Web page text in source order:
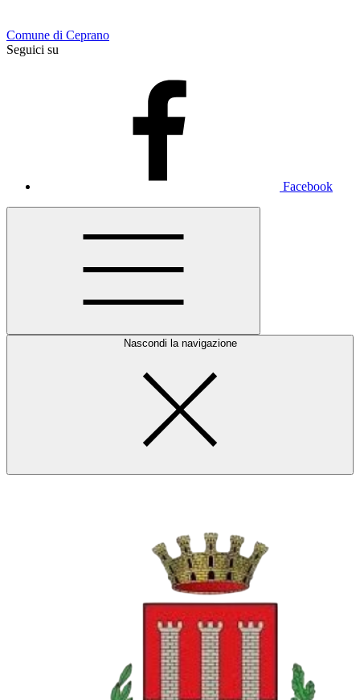
Comune di Ceprano
Seguici su
Facebook
Nascondi la navigazione